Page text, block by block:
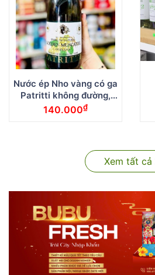
Nước ép Nho vàng có ga
Patritti không đường,
không cồn 750ml
140.000₫
Xem tất cả